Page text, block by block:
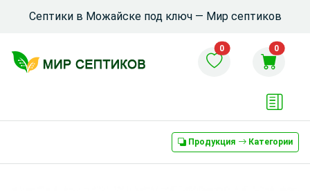
Септики в Можайске под ключ — Мир септиков
0 0
Продукция Категории